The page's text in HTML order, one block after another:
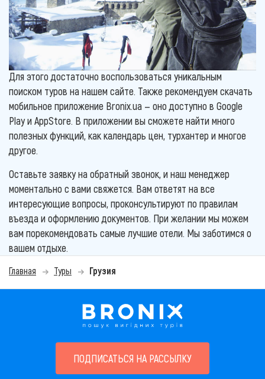
Для этого достаточно воспользоваться уникальным
поиском туров на нашем сайте. Также рекомендуем скачать
мобильное приложение Bronix.ua — оно доступно в Google
Play и AppStore. В приложении вы сможете найти много
полезных функций, как календарь цен, турхантер и многое
другое.
Оставьте заявку на обратный звонок, и наш менеджер
моментально с вами свяжется. Вам ответят на все
интересующие вопросы, проконсультируют по правилам
въезда и оформлению документов. При желании мы можем
вам порекомендовать самые лучшие отели. Мы заботимся о
вашем отдыхе.
Главная Туры Грузия
ПОДПИСАТЬСЯ НА РАССЫЛКУ